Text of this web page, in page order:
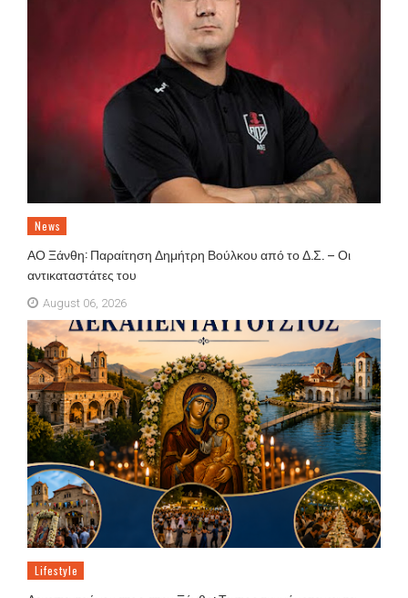
News
ΑΟ Ξάνθη: Παραίτηση Δημήτρη Βούλκου από το Δ.Σ. – Οι
αντικαταστάτες του
August 06, 2026
Lifestyle